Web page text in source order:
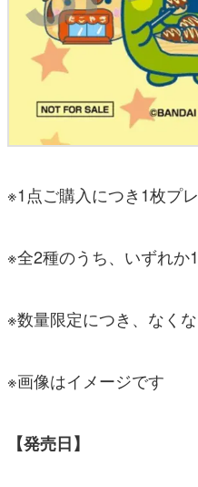
※1点ご購入につき1枚プ
※全2種のうち、いずれか
※数量限定につき、なく
※画像はイメージです
【発売日】